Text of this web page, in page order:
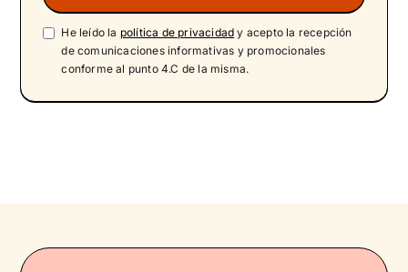
He leído la política de privacidad y acepto la recepción
de comunicaciones informativas y promocionales
conforme al punto 4.C de la misma.